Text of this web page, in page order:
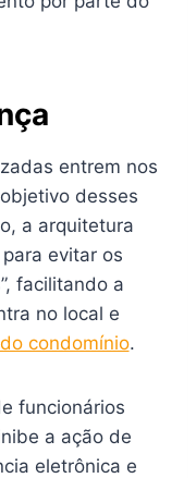
entrem nos
desses
a arquitetura
evitar os
facilitando a
no local e
condomínio.
funcionários
a ação de
eletrônica e